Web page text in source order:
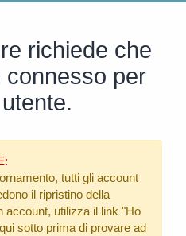
richiede che
per
tutti gli account
il ripristino della
account, utilizza il link "Ho
qui sotto prima di provare ad